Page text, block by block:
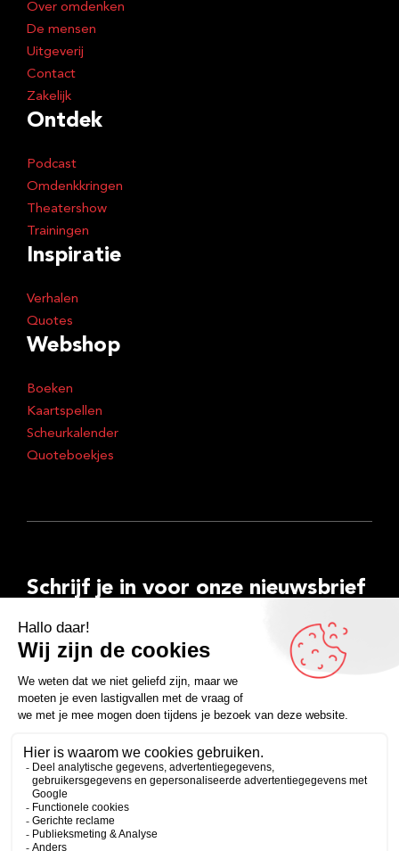
Over omdenken
De mensen
Uitgeverij
Contact
Zakelijk
Ontdek
Podcast
Omdenkkringen
Theatershow
Trainingen
Inspiratie
Verhalen
Quotes
Webshop
Boeken
Kaartspellen
Scheurkalender
Quoteboekjes
Schrijf je in voor onze nieuwsbrief
E-
mailadres
Inschrijven
FacebookInstagramLinkedInYouTubeSpotify